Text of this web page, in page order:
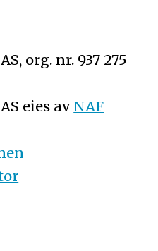
org. nr. 937 275
eies av NAF